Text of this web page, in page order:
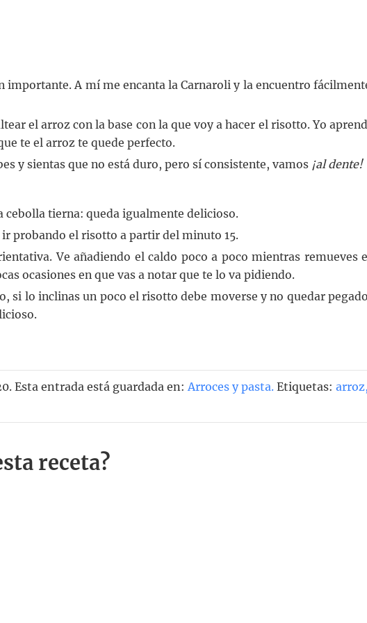
importante. A mí me encanta la Carnaroli y la encuentro
el arroz con la base con la que voy a hacer el risotto. Yo
te el arroz te quede perfecto.
y sientas que no está duro, pero sí consistente, vamos ¡al dente!
cebolla tierna: queda igualmente delicioso.
probando el risotto a partir del minuto 15.
Ve añadiendo el caldo poco a poco mientras remueves
ocasiones en que vas a notar que te lo va pidiendo.
si lo inclinas un poco el risotto debe moverse y no quedar
Esta entrada está guardada en: Arroces y pasta. Etiquetas: arroz,
receta?